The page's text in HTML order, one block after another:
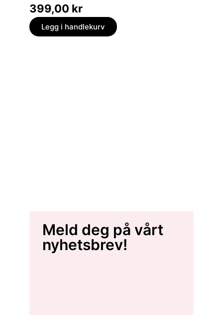
399,00 kr
Legg i handlekurv
Meld deg på vårt
nyhetsbrev!